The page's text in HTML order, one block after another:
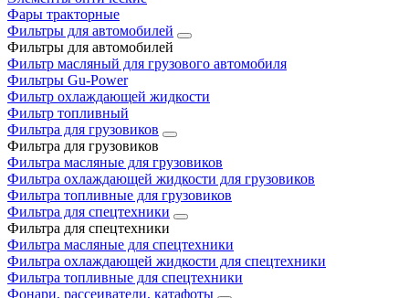
Фары тракторные
Фильтры для автомобилей
Фильтры для автомобилей
Фильтр масляный для грузового автомобиля
Фильтры Gu-Power
Фильтр охлаждающей жидкости
Фильтр топливный
Фильтра для грузовиков
Фильтра для грузовиков
Фильтра масляные для грузовиков
Фильтра охлаждающей жидкости для грузовиков
Фильтра топливные для грузовиков
Фильтра для спецтехники
Фильтра для спецтехники
Фильтра масляные для спецтехники
Фильтра охлаждающей жидкости для спецтехники
Фильтра топливные для спецтехники
Фонари, рассеиватели, катафоты